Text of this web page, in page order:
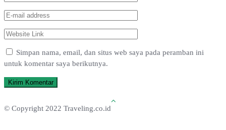
Simpan nama, email, dan situs web saya pada peramban ini
untuk komentar saya berikutnya.
© Copyright 2022 Traveling.co.id